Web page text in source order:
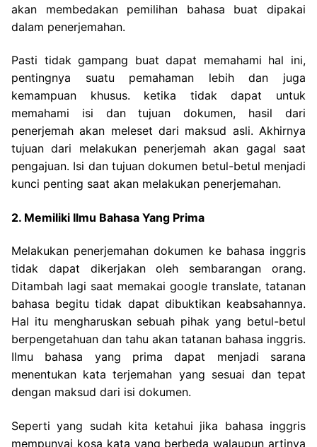
akan membedakan pemilihan bahasa buat dipakai
dalam penerjemahan.
Pasti tidak gampang buat dapat memahami hal ini,
pentingnya suatu pemahaman lebih dan juga
kemampuan khusus. ketika tidak dapat untuk
memahami isi dan tujuan dokumen, hasil dari
penerjemah akan meleset dari maksud asli. Akhirnya
tujuan dari melakukan penerjemah akan gagal saat
pengajuan. Isi dan tujuan dokumen betul-betul menjadi
kunci penting saat akan melakukan penerjemahan.
2. Memiliki Ilmu Bahasa Yang Prima
Melakukan penerjemahan dokumen ke bahasa inggris
tidak dapat dikerjakan oleh sembarangan orang.
Ditambah lagi saat memakai google translate, tatanan
bahasa begitu tidak dapat dibuktikan keabsahannya.
Hal itu mengharuskan sebuah pihak yang betul-betul
berpengetahuan dan tahu akan tatanan bahasa inggris.
Ilmu bahasa yang prima dapat menjadi sarana
menentukan kata terjemahan yang sesuai dan tepat
dengan maksud dari isi dokumen.
Seperti yang sudah kita ketahui jika bahasa inggris
mempunyai kosa kata yang berbeda walaupun artinya